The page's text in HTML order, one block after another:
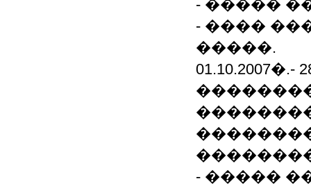
- �����
- ����
�����.
- �����